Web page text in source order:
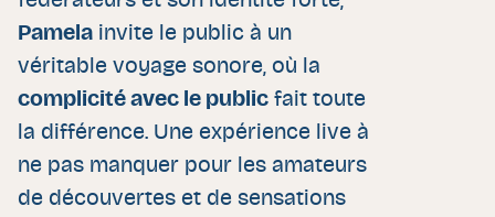
Pamela invite le public à un
véritable voyage sonore, où la
complicité avec le public fait toute
la différence. Une expérience live à
ne pas manquer pour les amateurs
de découvertes et de sensations